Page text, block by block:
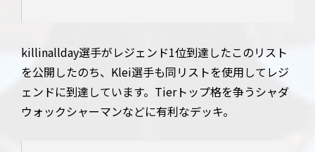
killinallday選手がレジェンド1位到達したこのリスト
を公開したのち、Klei選手も同リストを使用してレジ
ェンドに到達しています。Tierトップ格を争うシャダ
ウォックシャーマンなどに有利なデッキ。